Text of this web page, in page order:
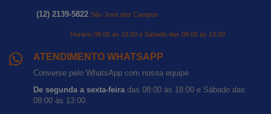
(12) 2139-5822 São José dos Campos
Horário 08:00 às 18:00 e Sábado das 08:00 às 13:00
ATENDIMENTO WHATSAPP
Converse pelo WhatsApp com nossa equipe
De segunda a sexta-feiradas 08:00 às 18:00 e Sábado das
08:00 às 13:00.